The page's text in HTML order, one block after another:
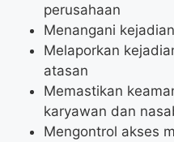
perusahaan
Menangani
Melaporkan
atasan
Memastikan
karyawan dan
Mengontrol akses